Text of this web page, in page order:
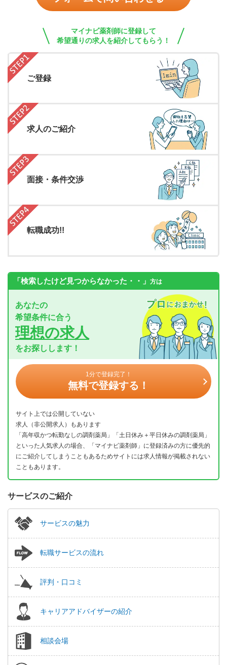
マイナビ薬剤師に登録して
希望通りの求人を紹介してもらう！
ご登録
求人のご紹介
面接・条件交渉
転職成功!!
「検索したけど見つからなかった・・」 方は
あなたの
希望条件に合う
理想の求人
をお探しします！
1分で登録完了！
無料で登録する！
サイト上では公開していない
求人（非公開求人）もあります
「高年収かつ転勤なしの調剤薬局」「土日休み＋平日休みの調剤薬局」
といった人気求人の場合、「マイナビ薬剤師」に登録済みの方に優先的
にご紹介してしまうこともあるためサイトには求人情報が掲載されない
こともあります。
サービスのご紹介
サービスの魅力
転職サービスの流れ
評判・口コミ
キャリアアドバイザーの紹介
相談会場